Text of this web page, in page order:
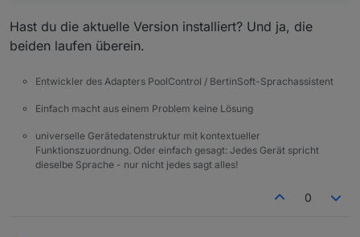
Hast du die aktuelle Version installiert? Und ja, die
beiden laufen überein.
Entwickler des Adapters PoolControl / BertinSoft-Sprachassistent
Einfach macht aus einem Problem keine Lösung
universelle Gerätedatenstruktur mit kontextueller
Funktionszuordnung. Oder einfach gesagt: Jedes Gerät spricht
dieselbe Sprache - nur nicht jedes sagt alles!
0